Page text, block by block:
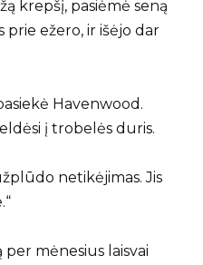
krepšį, pasiėmė seną
ežero, ir išėjo dar
Havenwood.
į trobelės duris.
netikėjimas. Jis
mėnesius laisvai